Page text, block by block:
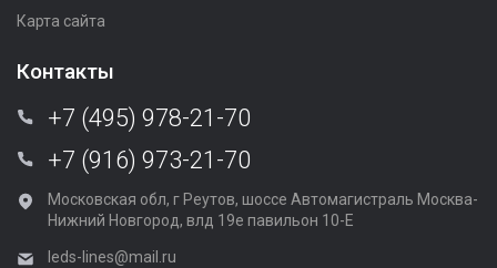
Карта сайта
Контакты
+7 (495) 978-21-70
+7 (916) 973-21-70
Московская обл, г Реутов, шоссе Автомагистраль Москва-
Нижний Новгород, влд 19е павильон 10-Е
leds-lines@mail.ru